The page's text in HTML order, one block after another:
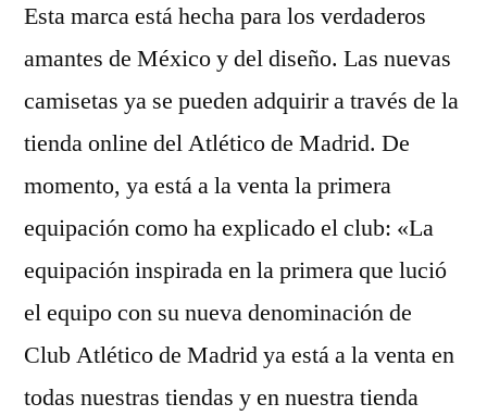
Esta marca está hecha para los verdaderos
amantes de México y del diseño. Las nuevas
camisetas ya se pueden adquirir a través de la
tienda online del Atlético de Madrid. De
momento, ya está a la venta la primera
equipación como ha explicado el club: «La
equipación inspirada en la primera que lució
el equipo con su nueva denominación de
Club Atlético de Madrid ya está a la venta en
todas nuestras tiendas y en nuestra tienda